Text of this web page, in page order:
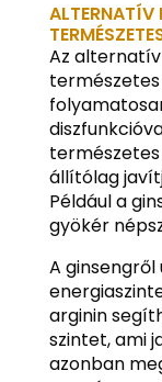
ALTERNATÍV
Az
állítólag
Például a
gyökér
A ginsengről
arginin
szintet, ami
azonban